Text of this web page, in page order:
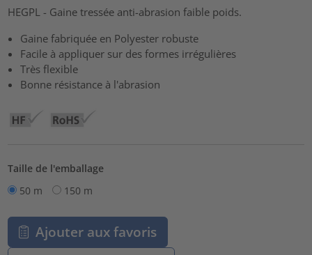
HEGPL - Gaine tressée anti-abrasion faible poids.
Gaine fabriquée en Polyester robuste
Facile à appliquer sur des formes irrégulières
Très flexible
Bonne résistance à l'abrasion
Taille de l'emballage
50 m
150 m
Ajouter aux favoris